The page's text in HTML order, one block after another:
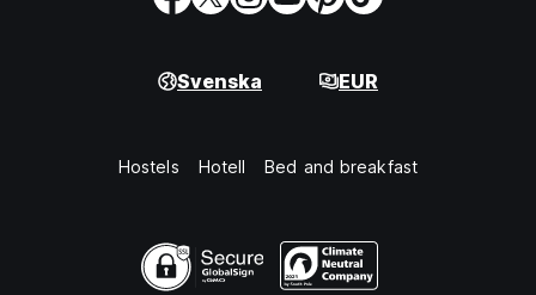
Svenska EUR
Hostels Hotell Bed and breakfast